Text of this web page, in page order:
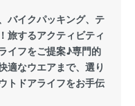
バイクパッキング、テ
旅するアクティビティ
イフをご提案♪専門的
適なウエアまで、選り
トドアライフをお手伝